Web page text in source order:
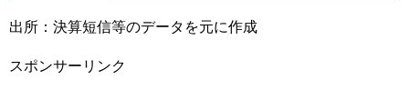
出所：決算短信等のデータを元に作成
スポンサーリンク